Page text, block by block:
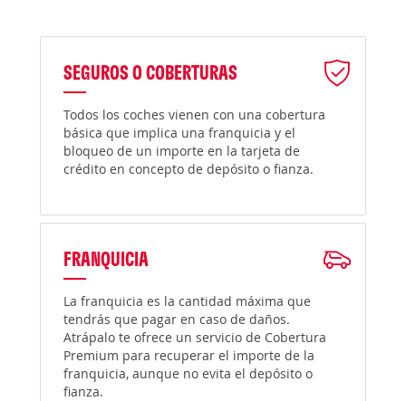
SEGUROS O COBERTURAS
Todos los coches vienen con una cobertura
básica que implica una franquicia y el
bloqueo de un importe en la tarjeta de
crédito en concepto de depósito o fianza.
FRANQUICIA
La franquicia es la cantidad máxima que
tendrás que pagar en caso de daños.
Atrápalo te ofrece un servicio de Cobertura
Premium para recuperar el importe de la
franquicia, aunque no evita el depósito o
fianza.